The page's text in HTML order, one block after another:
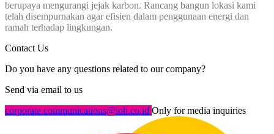
berupaya mengurangi jejak karbon. Rancang bangun lokasi kami
telah disempurnakan agar efisien dalam penggunaan energi dan
ramah terhadap lingkungan.
Contact Us
Do you have any questions related to our company?
Send via email to us
corporate.communications@ioh.co.id Only for media inquiries